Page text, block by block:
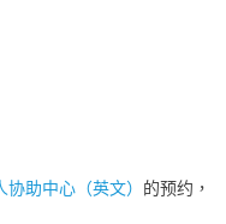
助中心（英文） 的预约，